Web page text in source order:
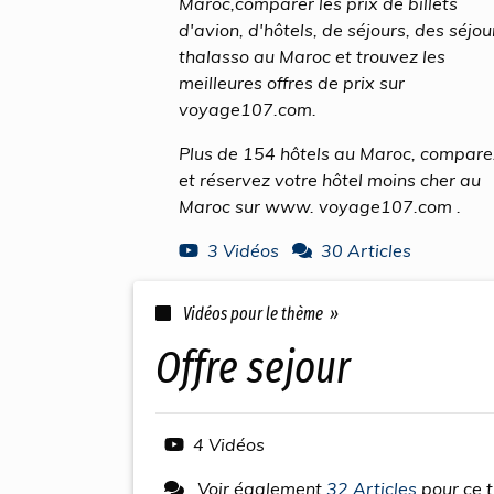
d'avion, d'hôtels, de séjours, des
thalasso au Maroc et trouvez les
meilleures offres de prix sur
voyage107.com.
Plus de 154 hôtels au Maroc,
et réservez votre hôtel moins cher au
Maroc sur www. voyage107.com .
3 Vidéos
30 Articles
Vidéos pour le thème »
offre sejour
4 Vidéos
Voir également 32 Articles pour ce